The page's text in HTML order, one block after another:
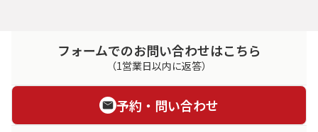
フォームでのお問い合わせはこちら
（1営業日以内に返答）
予約・問い合わせ